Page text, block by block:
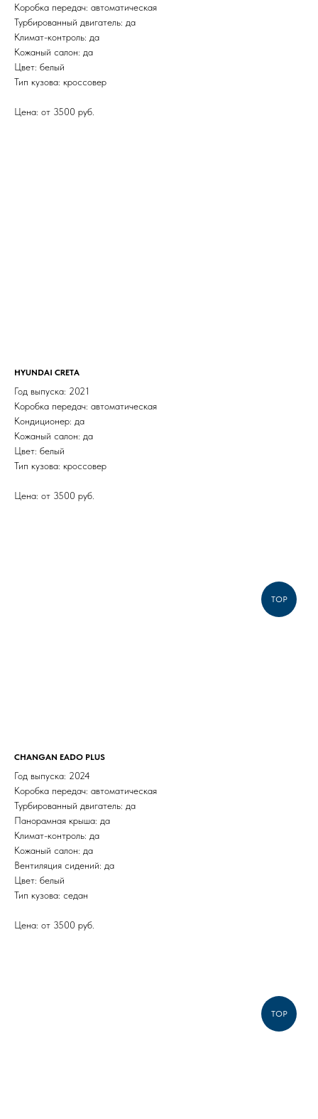
Коробка передач: автоматическая
Турбированный двигатель: да
Климат-контроль: да
Кожаный салон: да
Цвет: белый
Тип кузова: кроссовер
Цена: от 3500 руб.
HYUNDAI CRETA
Год выпуска: 2021
Коробка передач: автоматическая
Кондиционер: да
Кожаный салон: да
Цвет: белый
Тип кузова: кроссовер
Цена: от 3500 руб.
TOP
CHANGAN EADO PLUS
Год выпуска: 2024
Коробка передач: автоматическая
Турбированный двигатель: да
Панорамная крыша: да
Климат-контроль: да
Кожаный салон: да
Вентиляция сидений: да
Цвет: белый
Тип кузова: седан
Цена: от 3500 руб.
TOP